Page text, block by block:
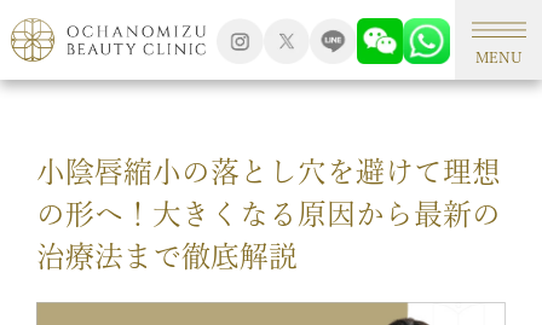
MENU
TOP 新着情報
小陰唇縮小の落とし穴を避けて理想
の形へ！大きくなる原因から最新の
治療法まで徹底解説